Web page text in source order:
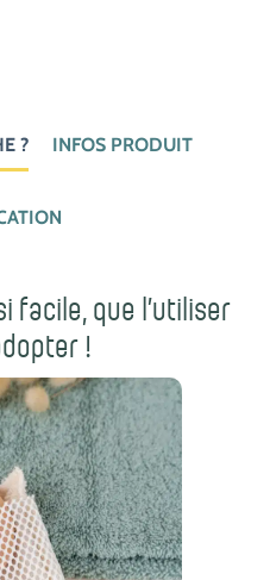
? INFOS PRODUIT
facile, que l’utiliser
!